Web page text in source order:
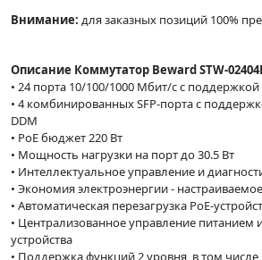
Внимание: для заказных позиций 100%
Описание Коммутатор Beward STW-
• 24 порта 10/100/1000 Мбит/с с поддержкой
• 4 комбинированных SFP-порта с
DDM
• PoE бюджет 220 Вт
• Мощность нагрузки на порт до 30.5 Вт
• Интеллектуальное управление и
• Экономия электроэнергии -
• Автоматическая перезагрузка PoE-
• Централизованное управление питанием
устройства
• Поддержка функций 2 уровня, в том